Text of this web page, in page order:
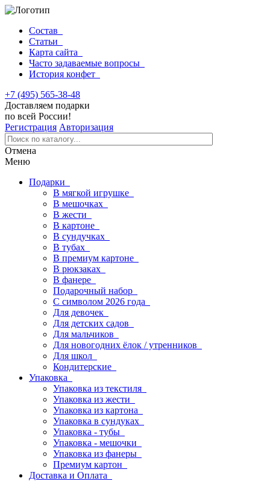
Состав
Статьи
Карта сайта
Часто задаваемые вопросы
История конфет
+7 (495) 565-38-48
Доставляем подарки
по всей России!
Регистрация Авторизация
Отмена
Меню
Подарки
В мягкой игрушке
В мешочках
В жести
В картоне
В сундучках
В тубах
В премиум картоне
В рюкзаках
В фанере
Подарочный набор
С символом 2026 года
Для девочек
Для детских садов
Для мальчиков
Для новогодних ёлок / утренников
Для школ
Кондитерские
Упаковка
Упаковка из текстиля
Упаковка из жести
Упаковка из картона
Упаковка в сундуках
Упаковка - тубы
Упаковка - мешочки
Упаковка из фанеры
Премиум картон
Доставка и Оплата